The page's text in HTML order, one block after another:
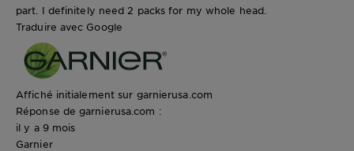
part. I definitely need 2 packs for my whole head.
Traduire avec Google
Affiché initialement sur garnierusa.com
Réponse de garnierusa.com :
il y a 9 mois
Garnier